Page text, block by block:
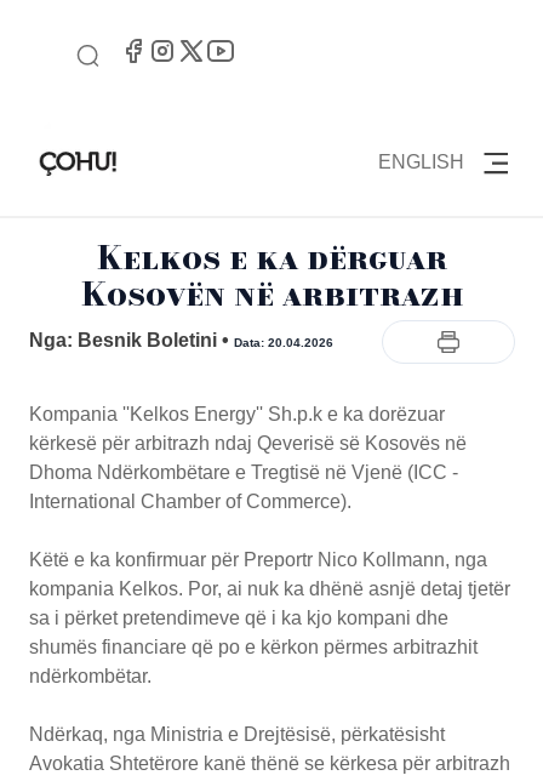
ENGLISH
Kelkos e ka dërguar
Kosovën në arbitrazh
Nga: Besnik Boletini • Data: 20.04.2026
Kompania ''Kelkos Energy'' Sh.p.k e ka dorëzuar
kërkesë për arbitrazh ndaj Qeverisë së Kosovës në
Dhoma Ndërkombëtare e Tregtisë në Vjenë (ICC -
International Chamber of Commerce).
Këtë e ka konfirmuar për Preportr Nico Kollmann, nga
kompania Kelkos. Por, ai nuk ka dhënë asnjë detaj tjetër
sa i përket pretendimeve që i ka kjo kompani dhe
shumës financiare që po e kërkon përmes arbitrazhit
ndërkombëtar.
Ndërkaq, nga Ministria e Drejtësisë, përkatësisht
Avokatia Shtetërore kanë thënë se kërkesa për arbitrazh